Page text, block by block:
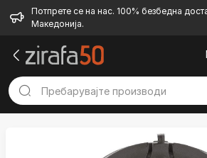
Потпрете се на нас. 100% безбедна
Македонија.